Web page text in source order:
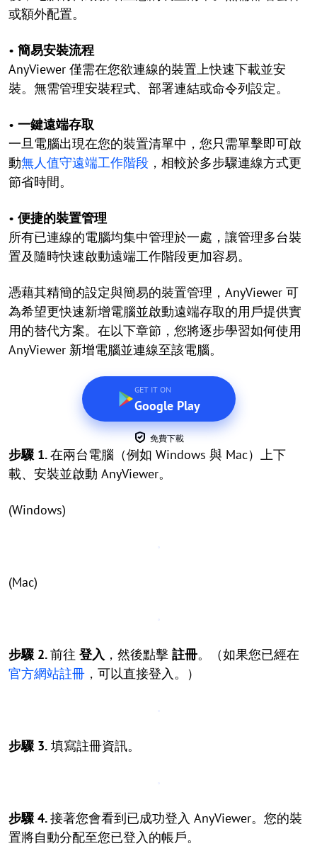
或額外配置。
• 簡易安裝流程
AnyViewer 僅需在您欲連線的裝置上快速下載並安
裝。無需管理安裝程式、部署連結或命令列設定。
• 一鍵遠端存取
一旦電腦出現在您的裝置清單中，您只需單擊即可啟
動無人值守遠端工作階段 ，相較於多步驟連線方式更
節省時間。
• 便捷的裝置管理
所有已連線的電腦均集中管理於一處，讓管理多台裝
置及隨時快速啟動遠端工作階段更加容易。
憑藉其精簡的設定與簡易的裝置管理，AnyViewer 可
為希望更快速新增電腦並啟動遠端存取的用戶提供實
用的替代方案。在以下章節，您將逐步學習如何使用
AnyViewer 新增電腦並連線至該電腦。
GET IT ON
Google Play
免費下載
步驟 1.在兩台電腦（例如 Windows 與 Mac）上下
載、安裝並啟動 AnyViewer。
(Windows)
(Mac)
步驟 2.前往 登入 ，然後點擊 註冊。（如果您已經在
官方網站註冊 ，可以直接登入。）
步驟 3. 填寫註冊資訊。
步驟 4.接著您會看到已成功登入 AnyViewer。您的裝
置將自動分配至您已登入的帳戶。